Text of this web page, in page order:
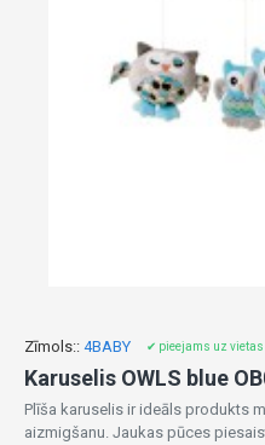
Zīmols:: 4BABY ✔ pieejams uz vietas
Karuselis OWLS blue
Plīša karuselis ir ideāls produkts
aizmigšanu. Jaukas pūces